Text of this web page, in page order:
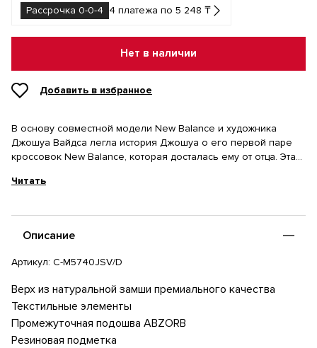
Рассрочка 0-0-4 4 платежа по 5 248 ₸
Нет в наличии
Добавить в избранное
В основу совместной модели New Balance и художника
Джошуа Вайдса легла история Джошуа о его первой паре
кроссовок New Balance, которая досталась ему от отца. Эта
множество часов за творчеством в этой паре, поэтому когда
усеяны каплями краски.
модели 57/40 NB x Joshua Vides дизайнеры выбрали
натуральной замши кожи и текстиля бежевого цвета с
выделенным логотипом NB в фирменном стиле художника и
дополнили их контрастными брызгами черной краски.
Поддерживая концепцию своей первой, уже изрядно
изношенной за часами творчества пары, модель дополнена
желтоватой промежуточной подошвой EVA. Не менее
Читать
Описание
Артикул: C-M5740JSV/D
Верх из натуральной замши премиального качества
Текстильные элементы
Промежуточная подошва ABZORB
Резиновая подметка